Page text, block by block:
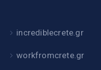
incrediblecrete.gr
workfromcrete.gr